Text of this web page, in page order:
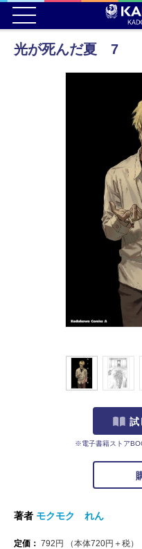
光が死んだ夏 7
試
※電子書籍ストア
著者 モクモク れん
定価： 792 円 （本体720円＋税）